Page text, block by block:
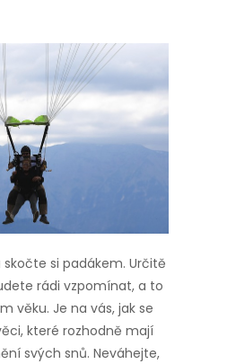
skočte si padákem. Určitě
rádi vzpomínat, a to
věku. Je na vás, jak se
které rozhodně mají
svých snů. Neváhejte,